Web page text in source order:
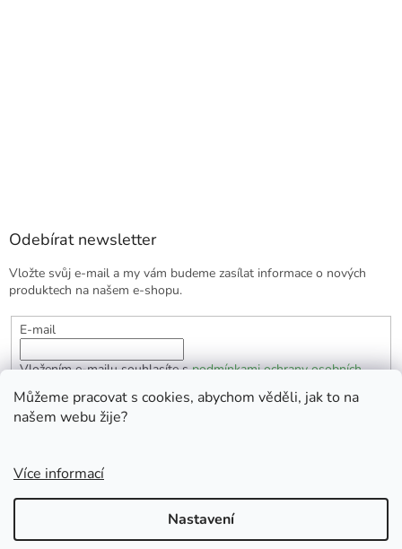
Můžeme pracovat s cookies, abychom věděli, jak to na
našem webu žije?
Více informací
Nastavení
Odebírat newsletter
Vložte svůj e-mail a my vám budeme zasílat informace o nových
produktech na našem e-shopu.
E-mail
Vložením e-mailu souhlasíte spodmínkami ochrany osobních
PŘIHLÁSIT SE